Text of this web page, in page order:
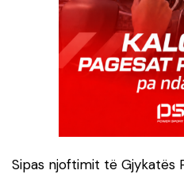
Sipas njoftimit të Gjykatës